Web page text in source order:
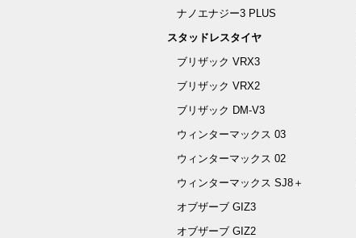
ナノエナジー3 PLUS
スタッドレスタイヤ
ブリザック VRX3
ブリザック VRX2
ブリザック DM-V3
ウィンターマックス 03
ウィンターマックス 02
ウィンターマックス SJ8＋
オブザーブ GIZ3
オブザーブ GIZ2